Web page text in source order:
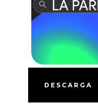
DESCARGA